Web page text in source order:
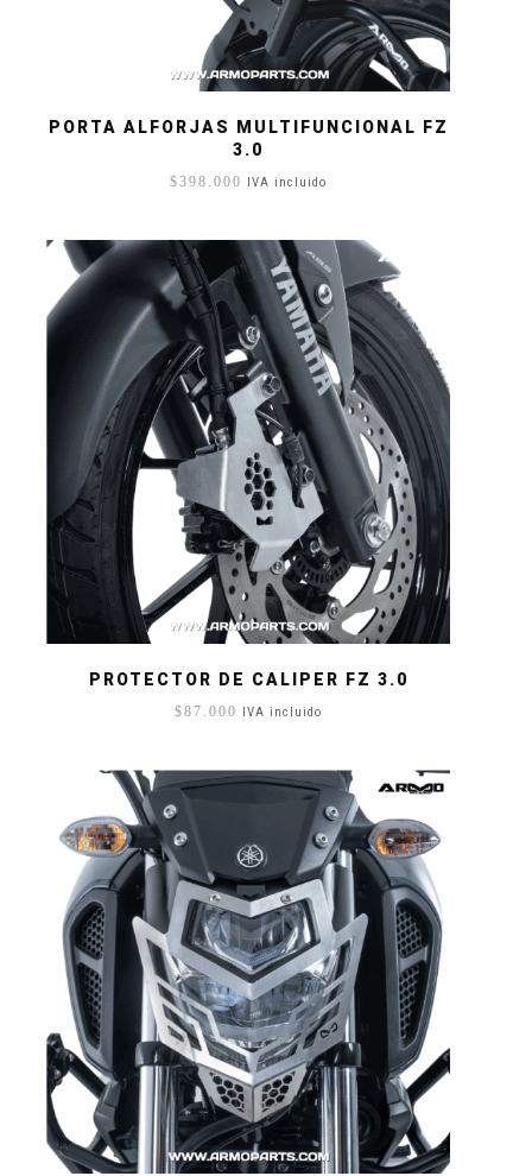
PORTA ALFORJAS MULTIFUNCIONAL FZ
3.0
$398.000 IVA incluido
PROTECTOR DE CALIPER FZ 3.0
$87.000 IVA incluido